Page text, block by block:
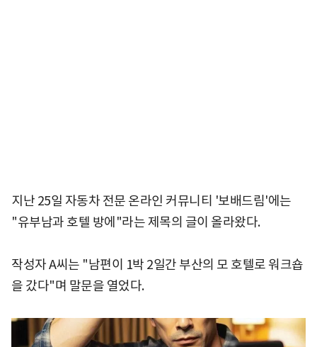
지난 25일 자동차 전문 온라인 커뮤니티 '보배드림'에는
"유부남과 호텔 방에"라는 제목의 글이 올라왔다.
작성자 A씨는 "남편이 1박 2일간 부산의 모 호텔로 워크숍
을 갔다"며 말문을 열었다.